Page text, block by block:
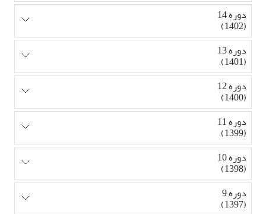
دوره 14
(1402)
دوره 13
(1401)
دوره 12
(1400)
دوره 11
(1399)
دوره 10
(1398)
دوره 9
(1397)